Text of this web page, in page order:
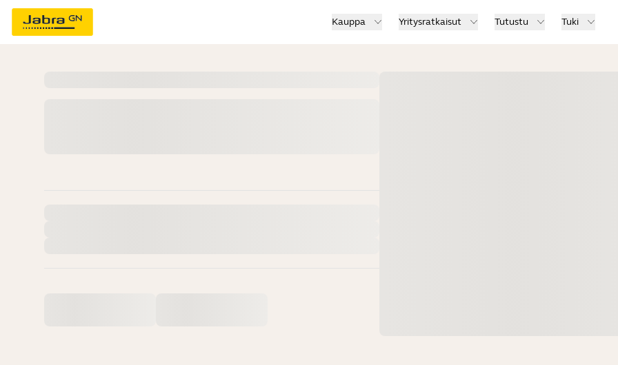
Kauppa Yritysratkaisut Tutustu Tuki